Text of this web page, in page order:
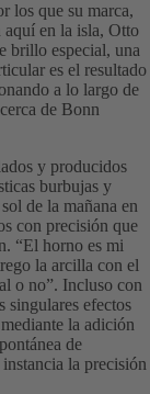
los que su marca,
en la isla, Otto
brillo especial, una
es el resultado
a lo largo de
de Bonn
y producidos
burbujas y
de la mañana en
con precisión que
“El horno es mi
la arcilla con el
o no”. Incluso con
singulares efectos
la adición
de
la precisión